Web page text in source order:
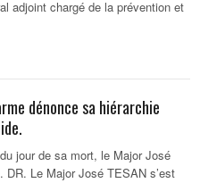
adjoint chargé de la prévention et
dénonce sa hiérarchie
jour de sa mort, le Major José
Le Major José TESAN s’est